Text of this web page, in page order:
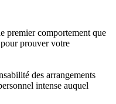
premier comportement que
prouver votre
des arrangements
intense auquel